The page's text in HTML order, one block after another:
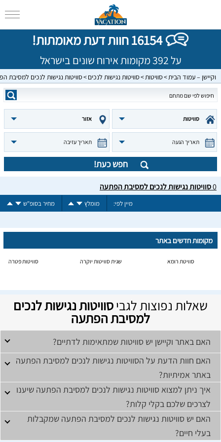
16154 חוות דעת מאומתות!
על 392 מקומות אירוח שונים בישראל
וקיישן – עמוד הבית סוויטות סוויטות נגישות לנכים סוויטות נגישות לנכים למסיבת
סוויטות אזור
תאריך הגעה תאריך עזיבה
חפש כעת!
0סוויטות נגישות לנכים למסיבת הפתעה
מיין לפי: מומלץ מחיר בסופ"ש
מקומות חדשים באתר
סוויטת רומא שגית סוויטות יוקרה סוויטות פטרה
שאלות נפוצות לגביסוויטות נגישות לנכים
למסיבת הפתעה
האם באתר וקיישן יש סוויטות שמתאימות לדתיים?
האם חוות הדעת על הסוויטות נגישות לנכים למסיבת הפתעה
באתר אמיתיות?
איך ניתן למצוא סוויטות נגישות לנכים למסיבת הפתעה שיענו
לצרכים שלכם בקלי קלות?
האם יש סוויטות נגישות לנכים למסיבת הפתעה שמקבלות
בעלי חיים?